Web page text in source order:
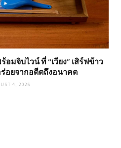
มจิบไวน์ ที่ “เวียง” เสิร์ฟข้าว
อยจากอดีตถึงอนาคต
4, 2026